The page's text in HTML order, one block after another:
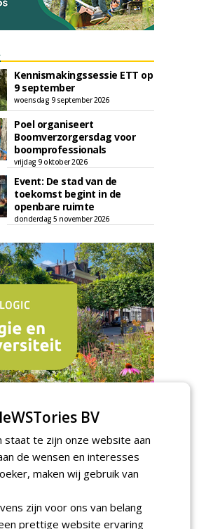
Kennismakingssessie ETT op
9 september
woensdag 9 september 2026
Poel organiseert
Boomverzorgersdag voor
boomprofessionals
vrijdag 9 oktober 2026
Event: De stad van de
toekomst begint in de
openbare ruimte
donderdag 5 november 2026
gunt raamovereenkomst
bomen aan J. van Esch.
gunt ecologische
Zwaluwenbunders en
Rugdijk aan Van Helvoirt
BV
staat te zijn onze website aan
de wensen en interesses
maken wij gebruik van
zijn voor ons van belang
prettige website ervaring